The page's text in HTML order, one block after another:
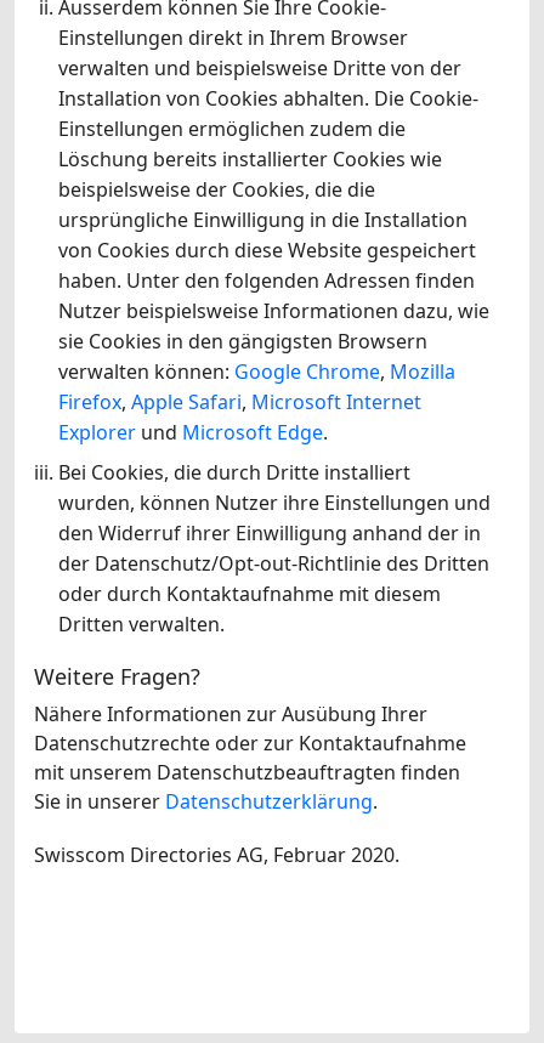
Ausserdem können Sie Ihre Cookie-
Einstellungen direkt in Ihrem Browser
verwalten und beispielsweise Dritte von der
Installation von Cookies abhalten. Die Cookie-
Einstellungen ermöglichen zudem die
Löschung bereits installierter Cookies wie
beispielsweise der Cookies, die die
ursprüngliche Einwilligung in die Installation
von Cookies durch diese Website gespeichert
haben. Unter den folgenden Adressen finden
Nutzer beispielsweise Informationen dazu, wie
sie Cookies in den gängigsten Browsern
verwalten können: Google Chrome, Mozilla
Firefox, Apple Safari, Microsoft Internet
Explorer und Microsoft Edge.
Bei Cookies, die durch Dritte installiert
wurden, können Nutzer ihre Einstellungen und
den Widerruf ihrer Einwilligung anhand der in
der Datenschutz/Opt-out-Richtlinie des Dritten
oder durch Kontaktaufnahme mit diesem
Dritten verwalten.
Weitere Fragen?
Nähere Informationen zur Ausübung Ihrer
Datenschutzrechte oder zur Kontaktaufnahme
mit unserem Datenschutzbeauftragten finden
Sie in unserer Datenschutzerklärung.
Swisscom Directories AG, Februar 2020.